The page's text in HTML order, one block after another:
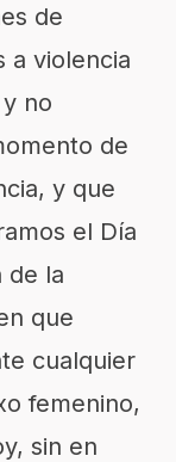
de
a violencia
no
de
y que
el Día
de la
que
cualquier
femenino,
sin en